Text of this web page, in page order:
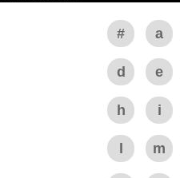
# a
d e
h i
m